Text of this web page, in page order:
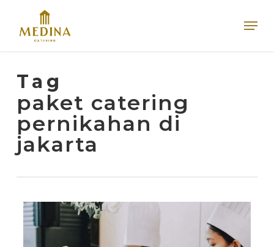
main
Tag
paket catering
pernikahan di
jakarta
0